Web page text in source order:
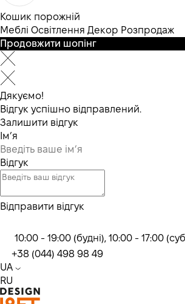
Кошик порожній
Меблі Освітлення Декор Розпродаж
Продовжити шопінг
Дякуємо!
Відгук успішно відправлений.
Залишити відгук
Ім’я
Відгук
Відправити відгук
10:00 - 19:00 (будні), 10:00 - 17:00
+38 (044) 498 98 49
UA
RU